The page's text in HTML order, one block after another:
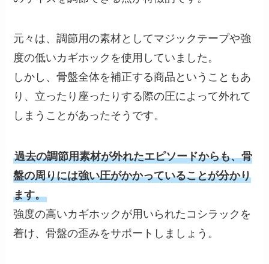
元々は、調節用の素材としてマジックテープや強
度の低いカギホックを使用していました。
しかし、骨盤全体を補正する商品ということもあ
り、立ったり座ったりする際の圧によって外れて
しまうことがあったそうです。
過去の調節用素材が外れたエピソードからも、骨
盤の周りには強い圧がかかっていることが分かり
ます。
強度の高いカギホックが用いられたコシラックを
着け、骨盤の歪みをサポートしましょう。